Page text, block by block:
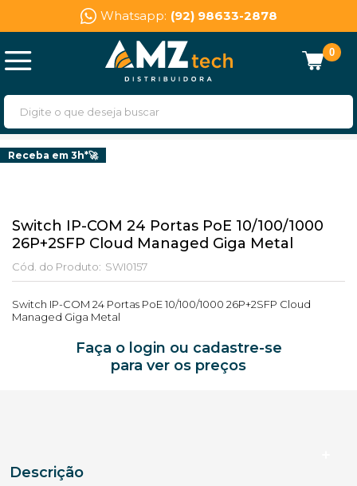
Whatsapp: (92) 98633-2878
0
Switch IP-COM 24 Portas PoE 10/100/1000
26P+2SFP Cloud Managed Giga Metal
Cód. do Produto: SWI0157
Receba em 3h*🚀
Switch IP-COM 24 Portas PoE 10/100/1000 26P+2SFP Cloud
Managed Giga Metal
Faça o login ou cadastre-se
para ver os preços
Descrição